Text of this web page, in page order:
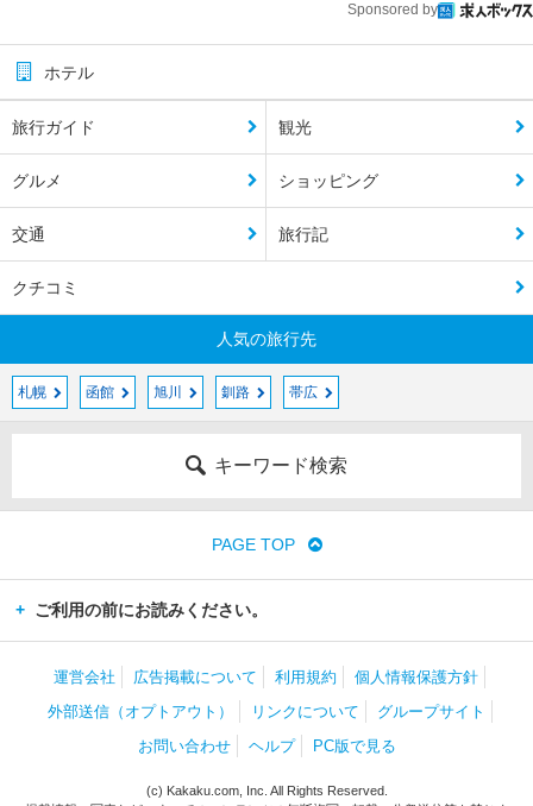
Sponsored by
ホテル
旅行ガイド 観光
グルメ ショッピング
交通 旅行記
クチコミ
人気の旅行先
札幌 函館 旭川 釧路 帯広
キーワード検索
PAGE TOP
ご利用の前にお読みください。
運営会社 広告掲載について 利用規約
個人情報保護方針
外部送信（オプトアウト）
リンクについて
グループサイト
お問い合わせ
ヘルプ PC版で見る
(c) Kakaku.com, Inc. All Rights Reserved.